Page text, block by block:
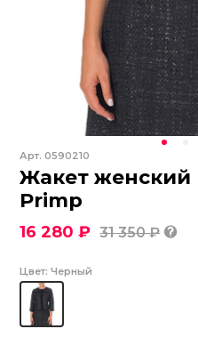
Арт.0590210
Жакет женский
Primp
16 280 ₽ 31 350 ₽
Цвет: Черный